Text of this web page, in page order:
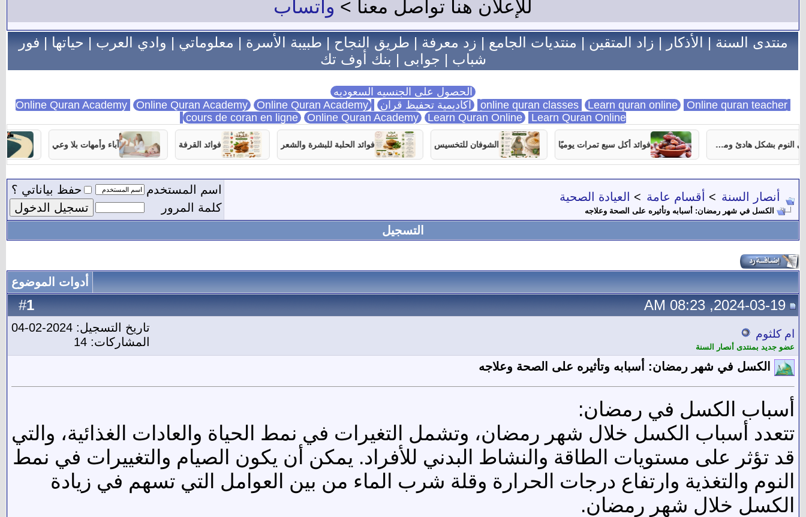
للإعلان هنا تواصل معنا > واتساب
منتدى السنة|الأذكار|زاد المتقين|منتديات الجامع|زد معرفة|طريق النجاح|طبيبة الأسرة|معلوماتي|وادي العرب|حياتها|فور
شباب | جوابى | بنك أوف تك
الحصول على الجنسيه السعوديه
Learn quran online Online quran teacher اكاديمية تحفيظ قران Online Quran Academy Online Quran Academy
cours de coran en ligne Online Quran Academy Learn Quran Online Learn Quran Online
آباء وأمهات بلا وعي فوائد القرفة فوائد الحلبة للبشرة والشعر الشوفان للتخسيس فوائد أكل سبع تمرات يوميًا 7 نصائح تساعدك على النوم بشكل هادئ ومستمر
أنصار السنة > أقسام عامة > العيادة الصحية
الكسل في شهر رمضان: أسبابه وتأثيره على الصحة وعلاجه
اسم المستخدم
حفظ بياناتي ؟
كلمة المرور
التسجيل
أدوات الموضوع
#
1 2024-03-19, 08:23 AM
ام كلثوم
عضو جديد بمنتدى أنصار السنة
تاريخ التسجيل: 2024-02-04
المشاركات: 14
الكسل في شهر رمضان: أسبابه وتأثيره على الصحة وعلاجه
أسباب الكسل في رمضان:
تتعدد أسباب الكسل خلال شهر رمضان، وتشمل التغيرات في نمط الحياة والعادات الغذائية، والتي
قد تؤثر على مستويات الطاقة والنشاط البدني للأفراد. يمكن أن يكون الصيام والتغييرات في نمط
النوم والتغذية وارتفاع درجات الحرارة وقلة شرب الماء من بين العوامل التي تسهم في زيادة
الكسل خلال شهر رمضان.